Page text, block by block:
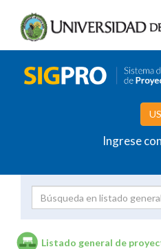
Ingrese
Listado general de